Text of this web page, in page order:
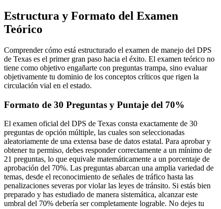
Estructura y Formato del Examen
Teórico
Comprender cómo está estructurado el examen de manejo del DPS
de Texas es el primer gran paso hacia el éxito. El examen teórico no
tiene como objetivo engañarte con preguntas trampa, sino evaluar
objetivamente tu dominio de los conceptos críticos que rigen la
circulación vial en el estado.
Formato de 30 Preguntas y Puntaje del 70%
El examen oficial del DPS de Texas consta exactamente de 30
preguntas de opción múltiple, las cuales son seleccionadas
aleatoriamente de una extensa base de datos estatal. Para aprobar y
obtener tu permiso, debes responder correctamente a un mínimo de
21 preguntas, lo que equivale matemáticamente a un porcentaje de
aprobación del 70%. Las preguntas abarcan una amplia variedad de
temas, desde el reconocimiento de señales de tráfico hasta las
penalizaciones severas por violar las leyes de tránsito. Si estás bien
preparado y has estudiado de manera sistemática, alcanzar este
umbral del 70% debería ser completamente lograble. No dejes tu